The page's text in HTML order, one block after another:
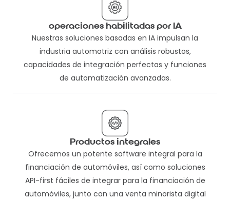
operaciones habilitadas por IA
Nuestras soluciones basadas en IA impulsan la
industria automotriz con análisis robustos,
capacidades de integración perfectas y funciones
de automatización avanzadas.
Productos integrales
Ofrecemos un potente software integral para la
financiación de automóviles, así como soluciones
API-first fáciles de integrar para la financiación de
automóviles, junto con una venta minorista digital